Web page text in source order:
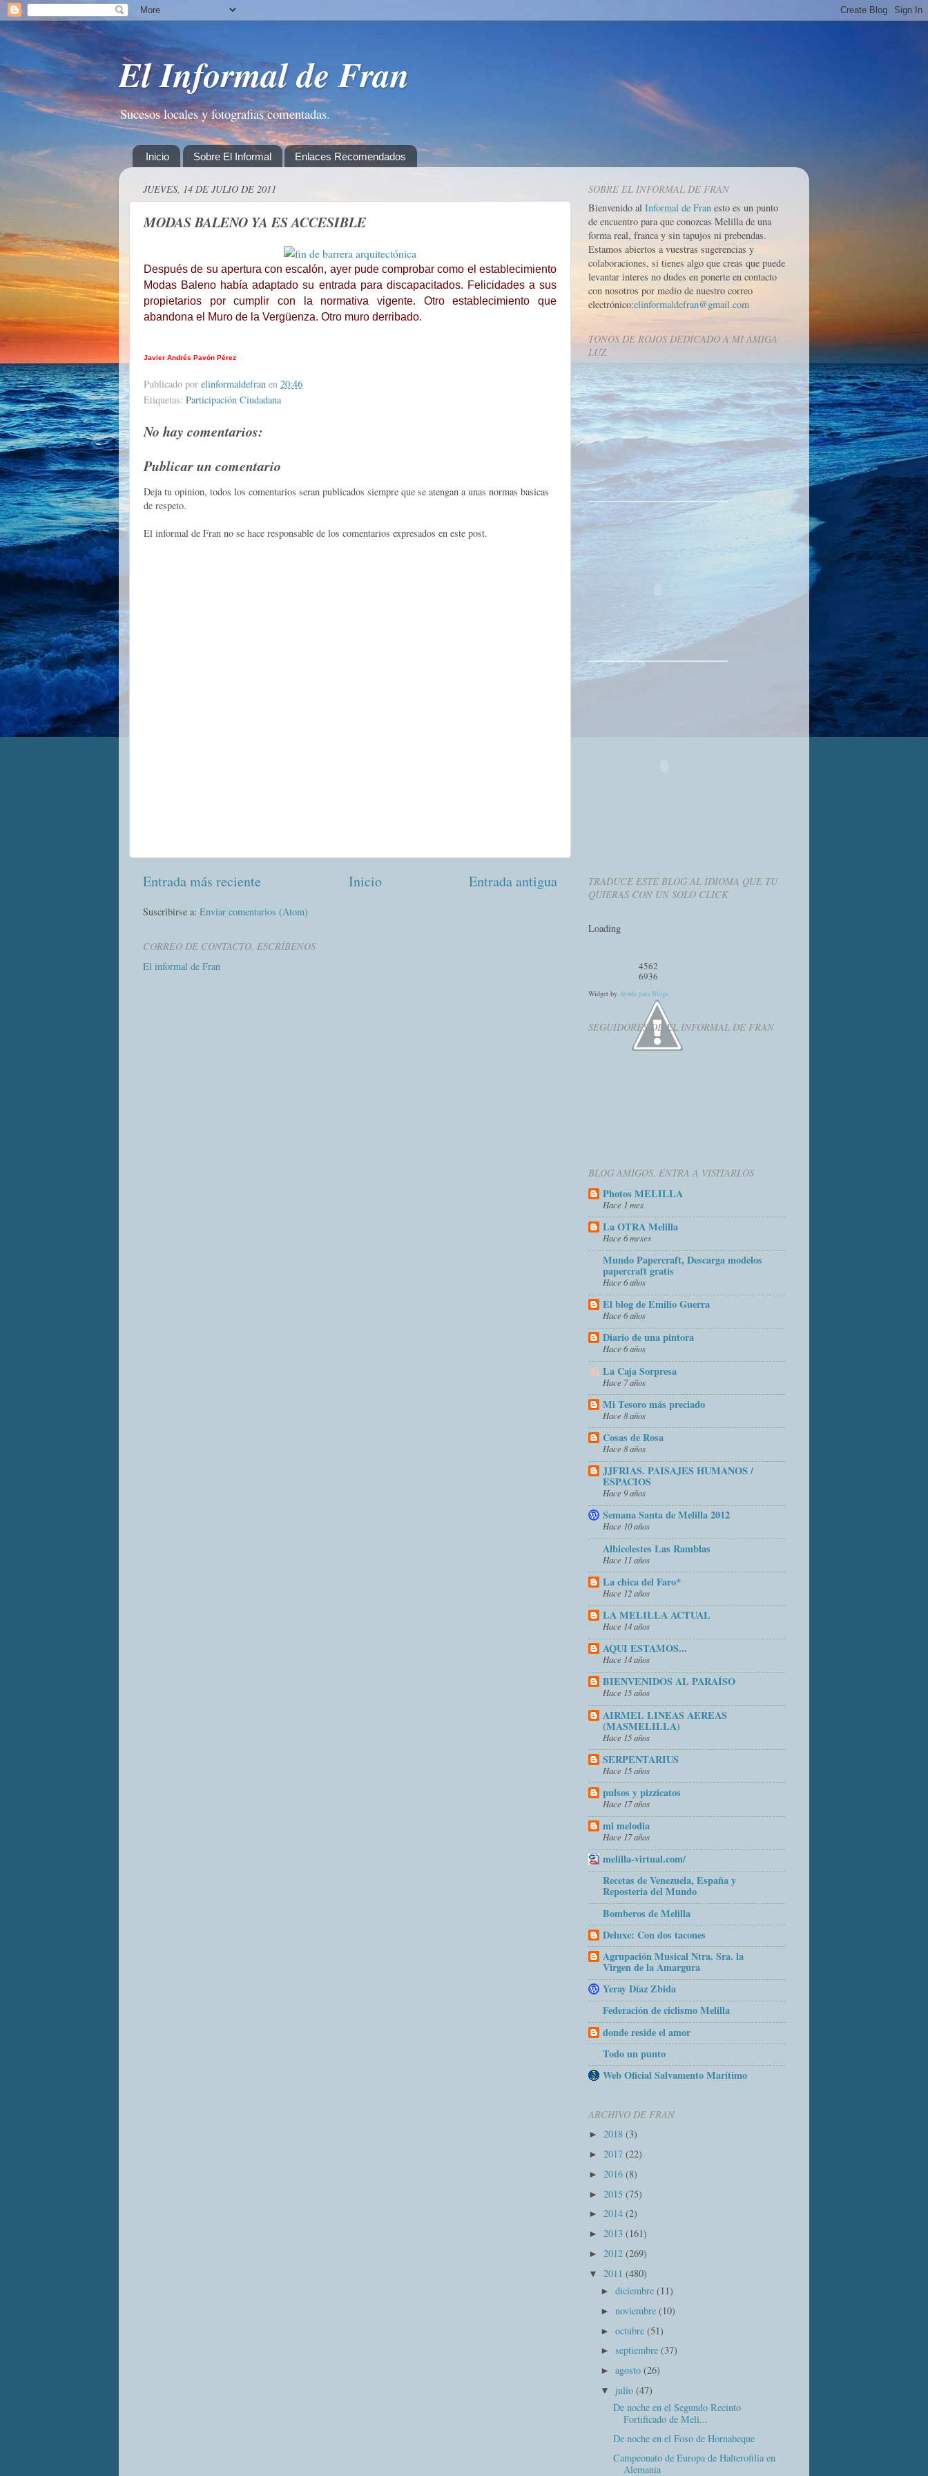
El Informal de Fran
Sucesos locales y fotografias comentadas.
Inicio Sobre El Informal Enlaces Recomendados
JUEVES, 14 DE JULIO DE 2011
MODAS BALENO YA ES ACCESIBLE
Después de su apertura con escalón, ayer pude comprobar como el establecimiento
Modas Baleno había adaptado su entrada para discapacitados. Felicidades a sus
propietarios por cumplir con la normativa vigente. Otro establecimiento que
abandona el Muro de la Vergüenza. Otro muro derribado.
Javier Andrés Pavón Pérez
Publicado por elinformaldefran en 20:46
Etiquetas: Participación Ciudadana
No hay comentarios:
Publicar un comentario
Deja tu opinion, todos los comentarios seran publicados siempre que se atengan a unas normas basicas
de respeto.
El informal de Fran no se hace responsable de los comentarios expresados en este post.
Entrada más reciente Entrada antigua
Inicio
Suscribirse a: Enviar comentarios (Atom)
CORREO DE CONTACTO, ESCRÍBENOS
El informal de Fran
SOBRE EL INFORMAL DE FRAN
Bienvenido al Informal de Fran esto es un punto
de encuentro para que conozcas Melilla de una
forma real, franca y sin tapujos ni prebendas.
Estamos abiertos a vuestras sugerencias y
colaboraciones, si tienes algo que creas que puede
levantar interes no dudes en ponerte en contacto
con nosotros por medio de nuestro correo
electrónico:elinformaldefran@gmail.com
TONOS DE ROJOS DEDICADO A MI AMIGA
LUZ
TRADUCE ESTE BLOG AL IDIOMA QUE TU
QUIERAS CON UN SOLO CLICK
Loading
4562
6936
Widget by Ayuda para Blogs
SEGUIDORES DE EL INFORMAL DE FRAN
BLOG AMIGOS, ENTRA A VISITARLOS
Photos MELILLA
Hace 1 mes
La OTRA Melilla
Hace 6 meses
Mundo Papercraft, Descarga modelos
papercraft gratis
Hace 6 años
El blog de Emilio Guerra
Hace 6 años
Diario de una pintora
Hace 6 años
La Caja Sorpresa
Hace 7 años
Mi Tesoro más preciado
Hace 8 años
Cosas de Rosa
Hace 8 años
JJFRIAS. PAISAJES HUMANOS /
ESPACIOS
Hace 9 años
Semana Santa de Melilla 2012
Hace 10 años
Albicelestes Las Ramblas
Hace 11 años
La chica del Faro*
Hace 12 años
LA MELILLA ACTUAL
Hace 14 años
AQUI ESTAMOS...
Hace 14 años
BIENVENIDOS AL PARAÍSO
Hace 15 años
AIRMEL LINEAS AEREAS
(MASMELILLA)
Hace 15 años
SERPENTARIUS
Hace 15 años
pulsos y pizzicatos
Hace 17 años
mi melodia
Hace 17 años
melilla-virtual.com/
Recetas de Venezuela, España y
Reposteria del Mundo
Bomberos de Melilla
Deluxe: Con dos tacones
Agrupación Musical Ntra. Sra. la
Virgen de la Amargura
Yeray Díaz Zbida
Federación de ciclismo Melilla
donde reside el amor
Todo un punto
Web Oficial Salvamento Marítimo
ARCHIVO DE FRAN
► 2018 (3)
► 2017 (22)
► 2016 (8)
► 2015 (75)
► 2014 (2)
► 2013 (161)
► 2012 (269)
▼ 2011 (480)
►diciembre(11)
►noviembre(10)
►octubre(51)
►septiembre(37)
►agosto(26)
▼ julio(47)
De noche en el Segundo Recinto
Fortificado de Meli...
De noche en el Foso de Hornabeque
Campeonato de Europa de Halterofilia en
Alemania